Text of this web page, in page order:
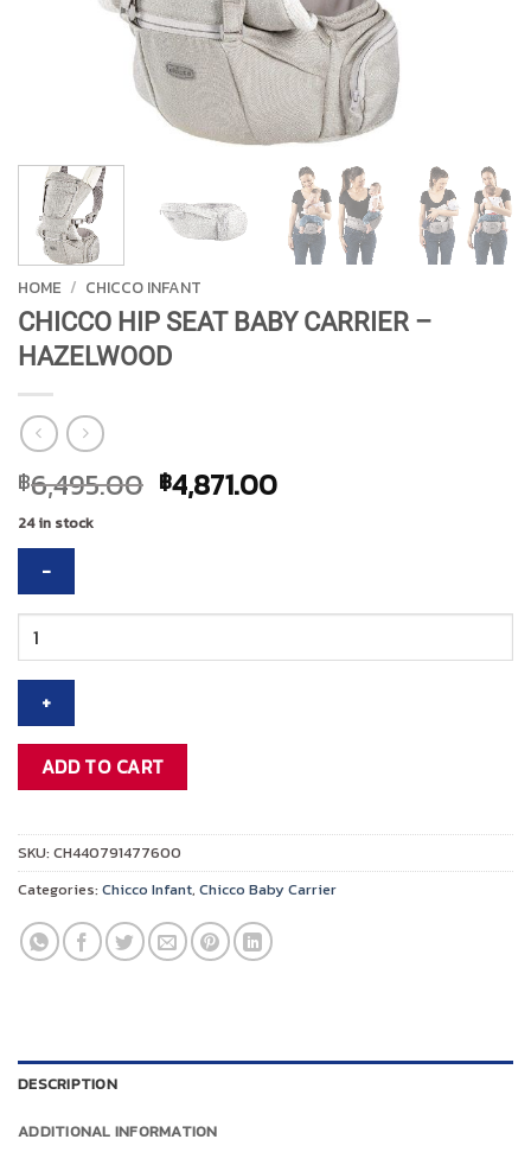
HOME / CHICCO INFANT
CHICCO HIP SEAT BABY CARRIER –
HAZELWOOD
฿6,495.00 Original
price
฿4,871.00Current
24 in stock
CHICCO
HIP
SEAT
BABY
CARRIER
HAZELWOOD
ADD TO CART
SKU: CH440791477600
Categories: Chicco Infant, Chicco Baby Carrier
DESCRIPTION
ADDITIONAL INFORMATION